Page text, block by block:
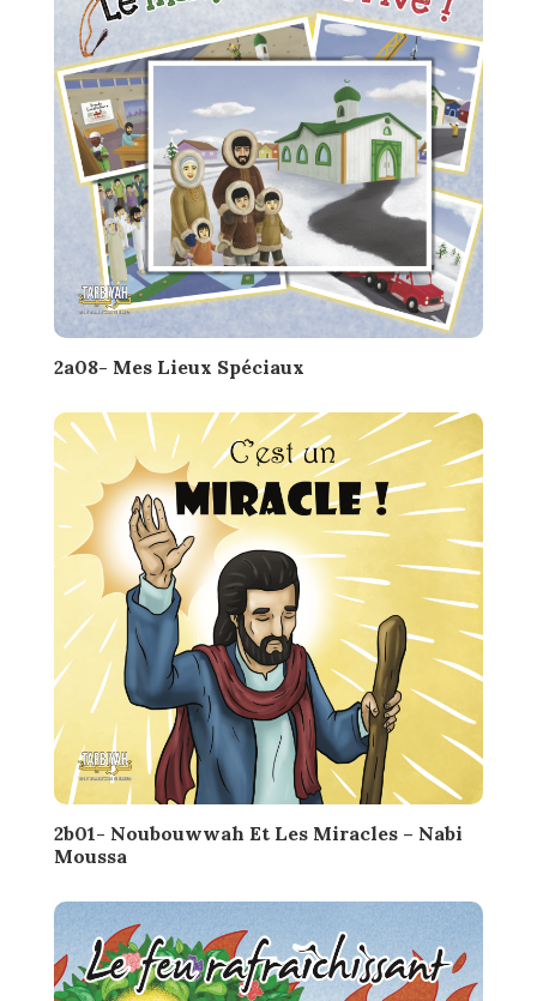
2a08- Mes Lieux Spéciaux
2b01- Noubouwwah Et Les Miracles – Nabi
Moussa